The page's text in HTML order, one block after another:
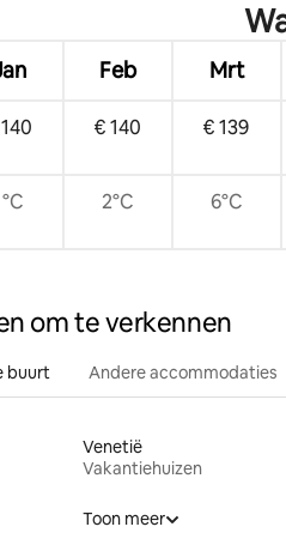
Feb Mrt
€ 140 € 139
2°C 6°C
om te verkennen
buurt Andere accommodaties
Venetië
Vakantiehuizen
Toon meer